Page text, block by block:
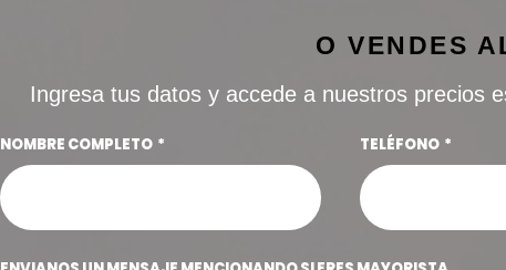
O VENDES
Ingresa tus datos y accede a nuestros precios
NOMBRE COMPLETO TELÉFONO